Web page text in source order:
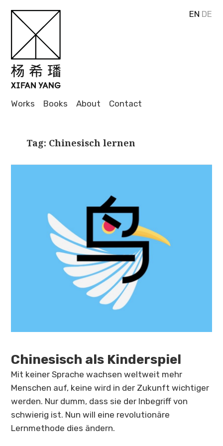
XIFAN
EN DE
Works Books About Contact
Tag: Chinesisch lernen
Chinesisch als Kinderspiel
Mit keiner Sprache wachsen weltweit mehr
Menschen auf, keine wird in der Zukunft wichtiger
werden. Nur dumm, dass sie der Inbegriff von
schwierig ist. Nun will eine revolutionäre
Lernmethode dies ändern.